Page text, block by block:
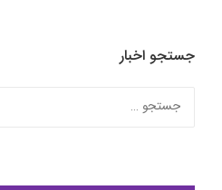
جستجو اخبار
برای: